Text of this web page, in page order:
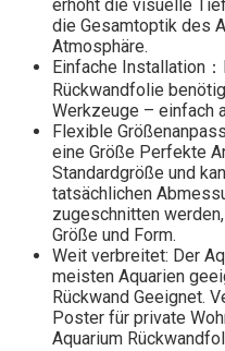
erhöht die visuelle
die Gesamtoptik des
Atmosphäre.
Einfache Installation
Rückwandfolie
Werkzeuge – einfach
Flexible
eine Größe Perfekte
Standardgröße und
tatsächlichen
zugeschnitten
Größe und Form.
Weit verbreitet: Der
meisten Aquarien
Rückwand Geeignet.
Poster für private
Aquarium